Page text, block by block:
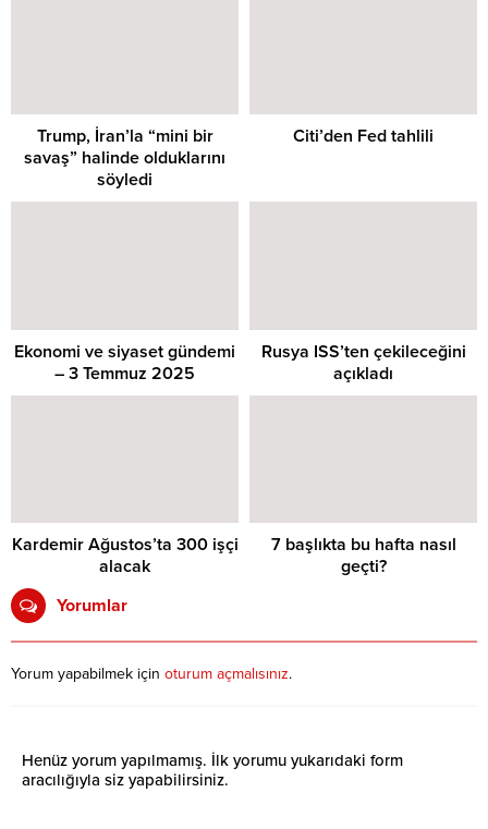
Trump, İran’la “mini bir
savaş” halinde olduklarını
söyledi
Citi’den Fed tahlili
Ekonomi ve siyaset gündemi
– 3 Temmuz 2025
Rusya ISS’ten çekileceğini
açıkladı
Kardemir Ağustos’ta 300 işçi
alacak
7 başlıkta bu hafta nasıl
geçti?
Yorumlar
Yorum yapabilmek için oturum açmalısınız.
Henüz yorum yapılmamış. İlk yorumu yukarıdaki form
aracılığıyla siz yapabilirsiniz.